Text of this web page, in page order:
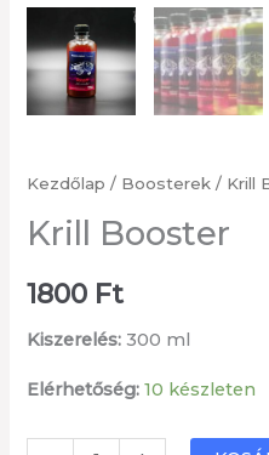
Kezdőlap / Boosterek / Krill
Krill Booster
1800 Ft
Kiszerelés: 300 ml
Elérhetőség: 10 készleten